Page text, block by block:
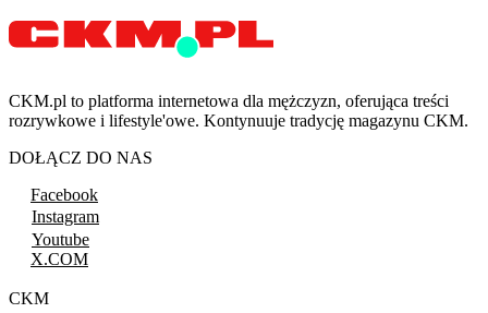
CKM.pl to platforma internetowa dla mężczyzn, oferująca treści
rozrywkowe i lifestyle'owe. Kontynuuje tradycję magazynu CKM.
DOŁĄCZ DO NAS
Facebook
Instagram
Youtube
X.COM
CKM